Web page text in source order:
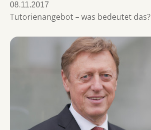
08.11.2017
Tutorienangebot – was bedeutet das?